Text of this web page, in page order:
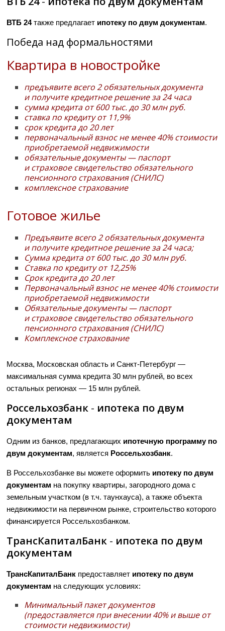
ВТБ 24также предлагает ипотеку по двум документам.
Победа над формальностями
Квартира в новостройке
предъявите всего 2 обязательных документа
и получите кредитное решение за 24 часа
сумма кредита от 600 тыс.до 30 млн руб.
ставка по кредитуот 11,9%
срок кредита до 20 лет
первоначальный взнос не менее 40% стоимости
приобретаемой недвижимости
обязательные документы — паспорт
и страховое свидетельство обязательного
пенсионного страхования (СНИЛС)
комплексное страхование
Готовое жилье
Предъявите всего 2 обязательных документа
и получите кредитное решение за 24 часа;
Сумма кредита от 600 тыс.до 30 млн руб.
Ставка по кредитуот 12,25%
Срок кредита до 20 лет
Первоначальный взнос не менее 40% стоимости
приобретаемой недвижимости
Обязательные документы — паспорт
и страховое свидетельство обязательного
пенсионного страхования (СНИЛС)
Комплексное страхование
Москва, Московская область и Санкт-Петербург —
максимальная сумма кредита 30 млн рублей, во всех
остальных регионах — 15 млн рублей.
Россельхозбанк - ипотека по двум
документам
Одним из банков, предлагающих ипотечную программу по
двум документам, является Россельхозбанк.
В Россельхозбанке вы можете оформить ипотеку по двум
документам на покупку квартиры, загородного дома с
земельным участком (в т.ч. таунхауса), а также объекта
недвижимости на первичном рынке, строительство которого
финансируется Россельхозбанком.
ТрансКапиталБанк - ипотека по двум
документам
ТрансКапиталБанк предоставляет ипотеку по двум
документам на следующих условиях:
Минимальный пакет документов
(предоставляется при внесении 40% и выше от
стоимости недвижимости)